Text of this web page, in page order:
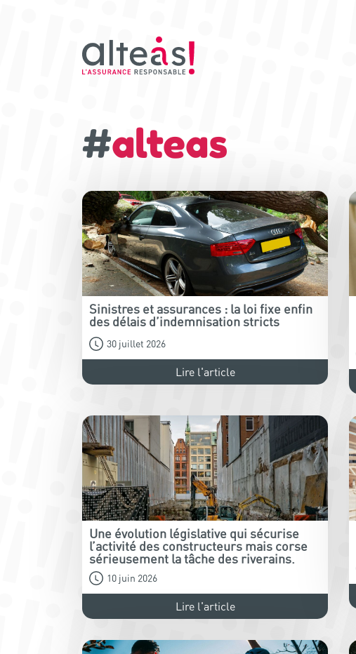
#alteas
Sinistres et assurances : la loi fixe enfin
des délais d’indemnisation stricts
30 juillet 2026
Lire l'article
Une évolution législative qui sécurise
l’activité des constructeurs mais corse
sérieusement la tâche des riverains.
10 juin 2026
Lire l'article